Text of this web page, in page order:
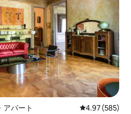
アパート レビュー585
4.97 (585)